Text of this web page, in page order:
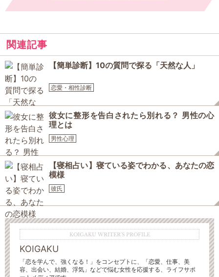
関連記事
【簡単診断】10の質問で探る「天然な人」
恋愛・相性診断
彼女に整形を告白されたら別れる？ 男性の心
理とは
男性心理
【寝相占い】寝ている姿でわかる、あなたの恋
模様
彼氏
KOIGAKU WRITER'S PROFILE
KOIGAKU
「恋を学んで、強くなる！」をコンセプトに、「恋愛、仕事、美
容、出会い、結婚、浮気」などで悩む女性を応援する、ライフサポ